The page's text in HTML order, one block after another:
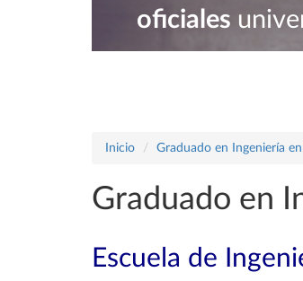
oficiales
Inicio Graduado en Ingeniería
Graduado en
Escuela de